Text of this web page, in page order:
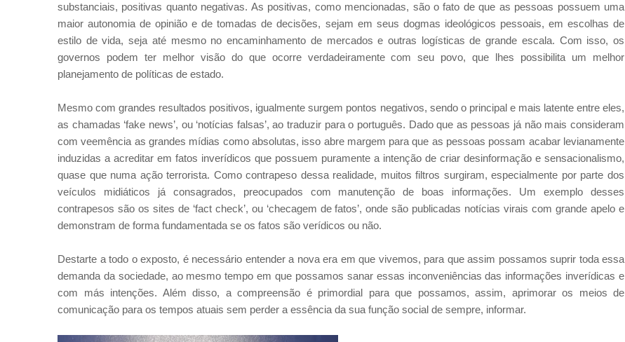
substanciais, positivas quanto negativas. As positivas, como mencionadas, são o fato de que as pessoas possuem uma
maior autonomia de opinião e de tomadas de decisões, sejam em seus dogmas ideológicos pessoais, em escolhas de
estilo de vida, seja até mesmo no encaminhamento de mercados e outras logísticas de grande escala. Com isso, os
governos podem ter melhor visão do que ocorre verdadeiramente com seu povo, que lhes possibilita um melhor
planejamento de políticas de estado.
Mesmo com grandes resultados positivos, igualmente surgem pontos negativos, sendo o principal e mais latente entre eles,
as chamadas ‘fake news’, ou ‘notícias falsas’, ao traduzir para o português. Dado que as pessoas já não mais consideram
com veemência as grandes mídias como absolutas, isso abre margem para que as pessoas possam acabar levianamente
induzidas a acreditar em fatos inverídicos que possuem puramente a intenção de criar desinformação e sensacionalismo,
quase que numa ação terrorista. Como contrapeso dessa realidade, muitos filtros surgiram, especialmente por parte dos
veículos midiáticos já consagrados, preocupados com manutenção de boas informações. Um exemplo desses
contrapesos são os sites de ‘fact check’, ou ‘checagem de fatos’, onde são publicadas notícias virais com grande apelo e
demonstram de forma fundamentada se os fatos são verídicos ou não.
Destarte a todo o exposto, é necessário entender a nova era em que vivemos, para que assim possamos suprir toda essa
demanda da sociedade, ao mesmo tempo em que possamos sanar essas inconveniências das informações inverídicas e
com más intenções. Além disso, a compreensão é primordial para que possamos, assim, aprimorar os meios de
comunicação para os tempos atuais sem perder a essência da sua função social de sempre, informar.